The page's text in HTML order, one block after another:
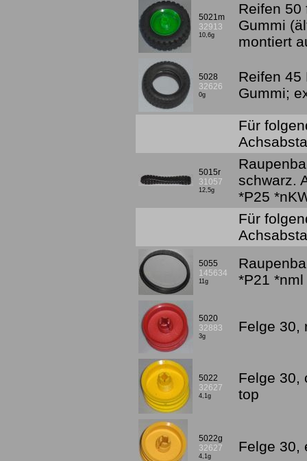
5021m
32913
10,6g
Reifen 50
Gummi
montiert
5028
32626
0g
Reifen 45
Gummi;
Für
5015r
31057
12,5g
schwarz.
*P25
Für
5055
145634
11g
*P21 *nml
5020
32883
3g
Felge 30,
5022
32627
4,1g
Felge 30,
top
5022g
32627
4,1g
Felge 30,